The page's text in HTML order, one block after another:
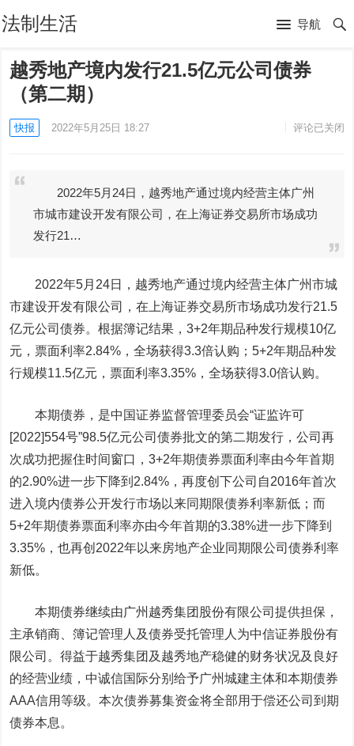
法制生活 导航
越秀地产境内发行21.5亿元公司债券
（第二期）
快报 2022年5月25日 18:27 评论已关闭
2022年5月24日，越秀地产通过境内经营主体广州
市城市建设开发有限公司，在上海证券交易所市场成功
发行21…
2022年5月24日，越秀地产通过境内经营主体广州市城
市建设开发有限公司，在上海证券交易所市场成功发行21.5
亿元公司债券。根据簿记结果，3+2年期品种发行规模10亿
元，票面利率2.84%，全场获得3.3倍认购；5+2年期品种发
行规模11.5亿元，票面利率3.35%，全场获得3.0倍认购。
本期债券，是中国证券监督管理委员会“证监许可
[2022]554号”98.5亿元公司债券批文的第二期发行，公司再
次成功把握住时间窗口，3+2年期债券票面利率由今年首期
的2.90%进一步下降到2.84%，再度创下公司自2016年首次
进入境内债券公开发行市场以来同期限债券利率新低；而
5+2年期债券票面利率亦由今年首期的3.38%进一步下降到
3.35%，也再创2022年以来房地产企业同期限公司债券利率
新低。
本期债券继续由广州越秀集团股份有限公司提供担保，
主承销商、簿记管理人及债券受托管理人为中信证券 股份有
限公司。得益于越秀集团及越秀地产稳健的财务状况及良好
的经营业绩，中诚信国际分别给予广州城建主体和本期债券
AAA信用等级。本次债券募集资金将全部用于偿还公司到期
债券本息。